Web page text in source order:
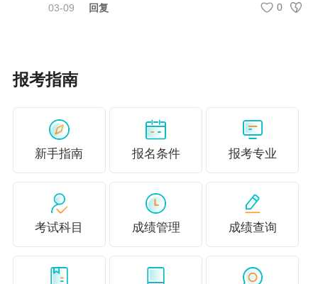
题：姓名+经济单独划线核查，发送至广西人事考
的视为自动放弃，不再受理（邮箱接收材料截止
日期为准）。
请如实填写相关信息，如提供虚假信息、虚假证
明材料或者以其他不正当手段取得单独划线职业
违规行为处理规定》（人力资源社会保障部令第3
03-09 回复 0
报考指南
新手指南 报名条件 报考专业
考试科目 成绩管理 成绩查询